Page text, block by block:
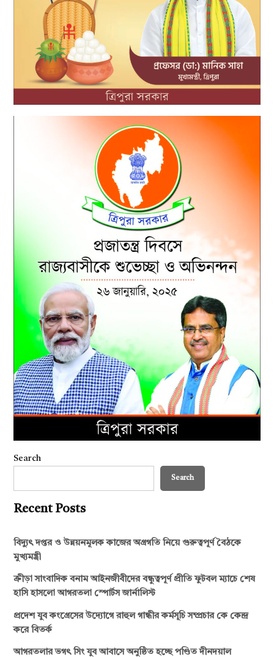
Search
Search
Recent Posts
বিদ্যুৎ দপ্তর ও উন্নয়নমূলক কাজের অগ্রগতি নিয়ে গুরুত্বপূর্ণ বৈঠকে
মুখ্যমন্ত্রী
ক্রীড়া সাংবাদিক বনাম আইনজীবীদের বন্ধুত্বপূর্ণ প্রীতি ফুটবল ম্যাচে শেষ
হাসি হাসলো আগরতলা স্পোর্টস জার্নালিস্ট
প্রদেশ যুব কংগ্রেসের উদ্যোগে রাহুল গান্ধীর কর্মসূচি সম্প্রচার কে কেন্দ্র
করে বিতর্ক
আগরতলার ভগৎ সিং যুব আবাসে অনুষ্ঠিত হচ্ছে পণ্ডিত দীনদয়াল